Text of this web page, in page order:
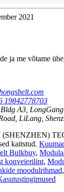
2021
ja me võtame
19842778703
A3,
LiLang,
kaitstud.
Bulkbuy,
konveierilint,
moodulrihmad,